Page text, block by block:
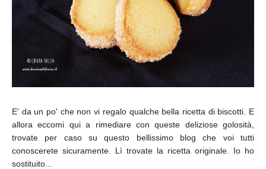
E' da un po' che non vi regalo qualche bella ricetta di biscotti. E
allora eccomi qui a rimediare con queste deliziose golosità,
trovate per caso su questo bellissimo blog che voi tutti
conoscerete sicuramente. Lì trovate la ricetta originale. Io ho
sostituito...